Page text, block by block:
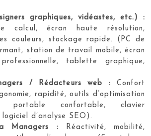
graphiques, vidéastes, etc.) :
calcul, écran haute résolution,
couleurs, stockage rapide. (PC de
station de travail mobile, écran
tablette graphique,
/ Rédacteurs web : Confort
rapidité, outils d’optimisation
portable confortable, clavier
logiciel d’analyse SEO).
Managers : Réactivité, mobilité,